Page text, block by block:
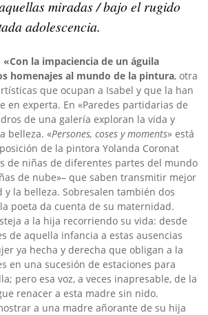
miradas / bajo el rugido
adolescencia.
la impaciencia de un águila
homenajes al mundo de la pintura, otra
que ocupan a Isabel y que la han
en experta. En «Paredes partidarias de
de una galería exploran la vida y
belleza. «Persones, coses y moments» está
de la pintora Yolanda Coronat
de niñas de diferentes partes del mundo
de nube»– que saben transmitir mejor
la belleza. Sobresalen también dos
poeta da cuenta de su maternidad.
a la hija recorriendo su vida: desde
de aquella infancia a estas ausencias
ya hecha y derecha que obligan a la
en una sucesión de estaciones para
pero esa voz, a veces inapresable, de la
renacer a esta madre sin nido.
a una madre añorante de su hija